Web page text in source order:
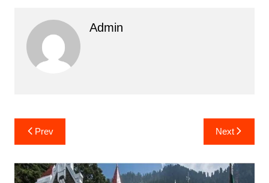
Admin
Post
navigation
Prev Next